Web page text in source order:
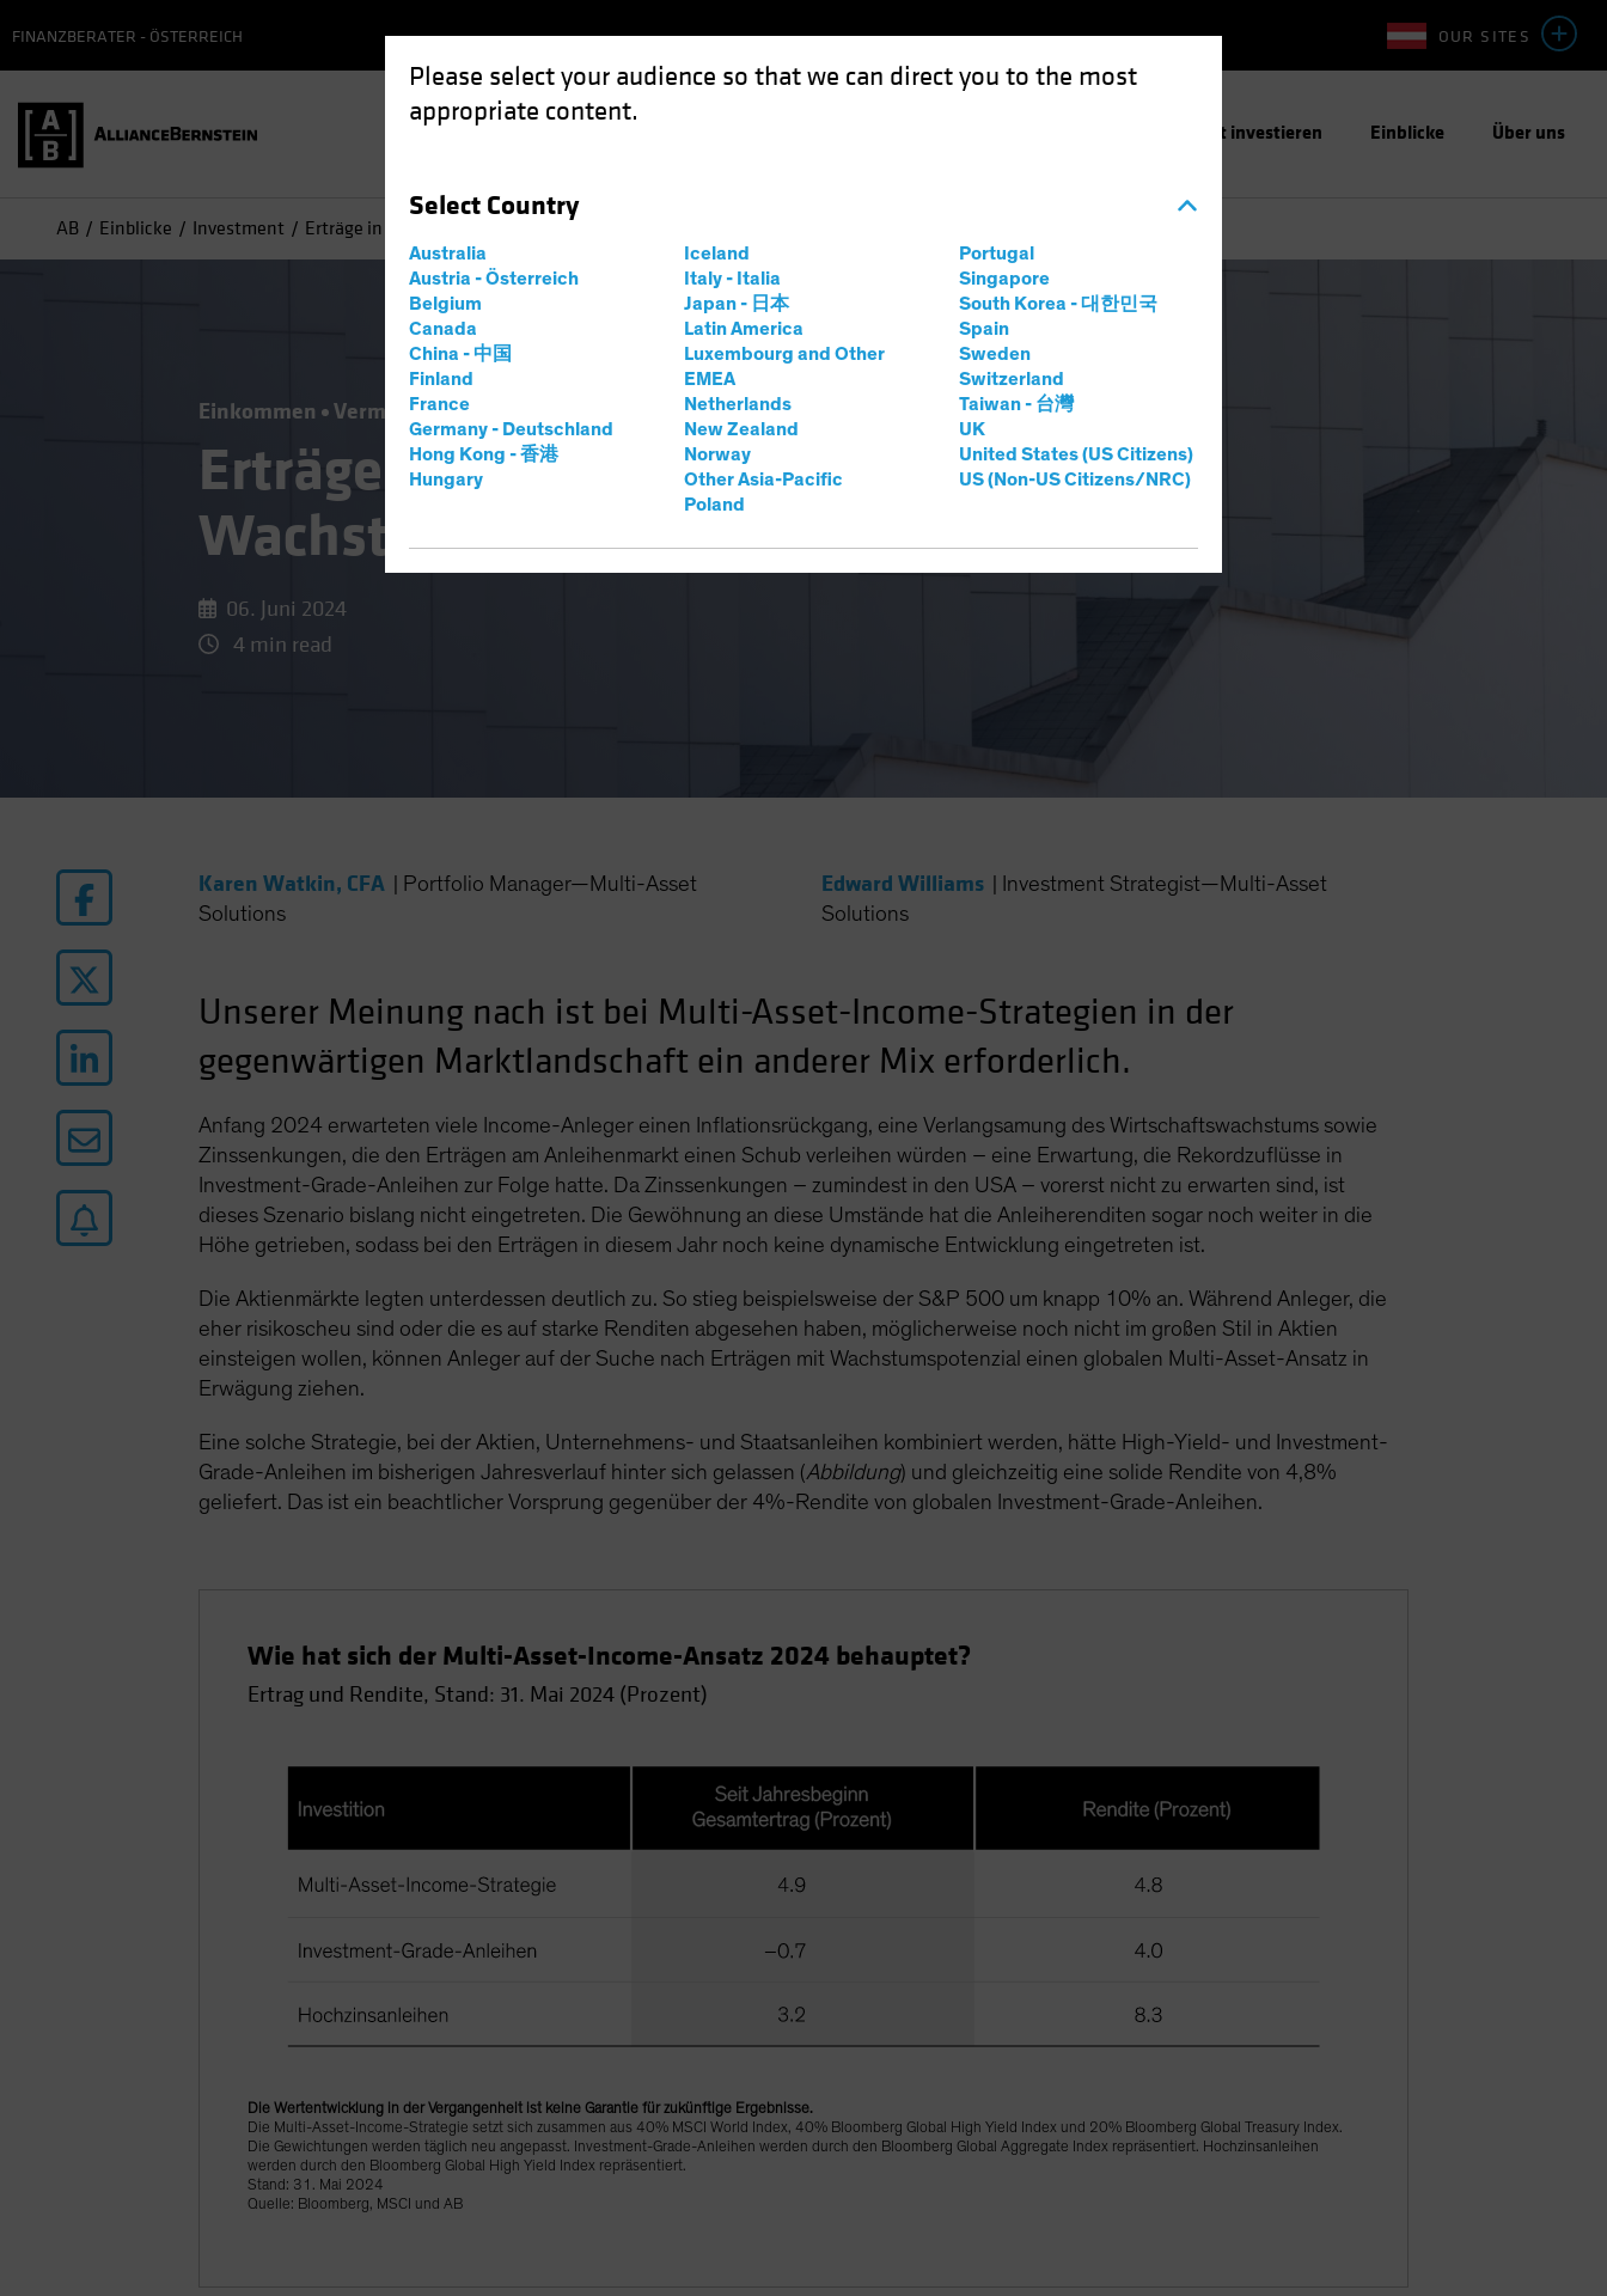
Please select your audience so that we can direct you to the most
appropriate content.
Select Country
Australia
Austria - Österreich
Belgium
Canada
China - 中国
Finland
France
Germany - Deutschland
Hong Kong - 香港
Hungary
Iceland
Italy - Italia
Japan - 日本
Latin America
Luxembourg and Other
EMEA
Netherlands
New Zealand
Norway
Other Asia-Pacific
Poland
Portugal
Singapore
South Korea - 대한민국
Spain
Sweden
Switzerland
Taiwan - 台灣
UK
United States (US Citizens)
US (Non-US Citizens/NRC)
OUR SITES
FINANZBERATER - ÖSTERREICH
Verantwortungsbewusst investieren Einblicke Über uns
AB Einblicke Investment Erträge in Verbindung mit Wachstumspotenzial
Einkommen Vermögensaufteilung Blog
Erträge in Verbindung mit
Wachstumspotenzial
06. Juni 2024
4 min read
Karen Watkin, CFA
Portfolio Manager—Multi-Asset
Solutions
Edward Williams
Investment Strategist—Multi-Asset
Solutions
Unserer Meinung nach ist bei Multi-Asset-Income-Strategien in der
gegenwärtigen Marktlandschaft ein anderer Mix erforderlich.
Anfang 2024 erwarteten viele Income-Anleger einen Inflationsrückgang, eine Verlangsamung des Wirtschaftswachstums sowie
Zinssenkungen, die den Erträgen am Anleihenmarkt einen Schub verleihen würden – eine Erwartung, die Rekordzuflüsse in
Investment-Grade-Anleihen zur Folge hatte. Da Zinssenkungen – zumindest in den USA – vorerst nicht zu erwarten sind, ist
dieses Szenario bislang nicht eingetreten. Die Gewöhnung an diese Umstände hat die Anleiherenditen sogar noch weiter in die
Höhe getrieben, sodass bei den Erträgen in diesem Jahr noch keine dynamische Entwicklung eingetreten ist.
Die Aktienmärkte legten unterdessen deutlich zu. So stieg beispielsweise der S&P 500 um knapp 10% an. Während Anleger, die
eher risikoscheu sind oder die es auf starke Renditen abgesehen haben, möglicherweise noch nicht im großen Stil in Aktien
einsteigen wollen, können Anleger auf der Suche nach Erträgen mit Wachstumspotenzial einen globalen Multi-Asset-Ansatz in
Erwägung ziehen.
Eine solche Strategie, bei der Aktien, Unternehmens- und Staatsanleihen kombiniert werden, hätte High-Yield- und Investment-
Grade-Anleihen im bisherigen Jahresverlauf hinter sich gelassen (Abbildung) und gleichzeitig eine solide Rendite von 4,8%
geliefert. Das ist ein beachtlicher Vorsprung gegenüber der 4%-Rendite von globalen Investment-Grade-Anleihen.
Wie hat sich der Multi-Asset-Income-Ansatz 2024 behauptet?
Ertrag und Rendite, Stand: 31. Mai 2024 (Prozent)
Die Wertentwicklung in der Vergangenheit ist keine Garantie für zukünftige Ergebnisse.
Die Multi-Asset-Income-Strategie setzt sich zusammen aus 40% MSCI World Index, 40% Bloomberg Global High Yield Index und 20% Bloomberg Global Treasury Index.
Die Gewichtungen werden täglich neu angepasst. Investment-Grade-Anleihen werden durch den Bloomberg Global Aggregate Index repräsentiert. Hochzinsanleihen
werden durch den Bloomberg Global High Yield Index repräsentiert.
Stand: 31. Mai 2024
Quelle: Bloomberg, MSCI und AB